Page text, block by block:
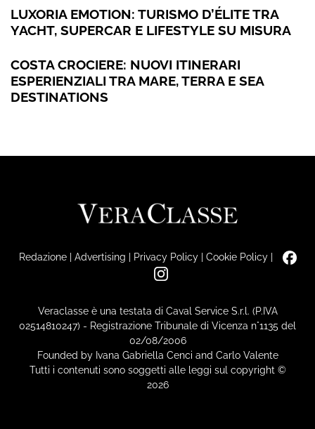
LUXORIA EMOTION: TURISMO D’ÉLITE TRA
YACHT, SUPERCAR E LIFESTYLE SU MISURA
COSTA CROCIERE: NUOVI ITINERARI
ESPERIENZIALI TRA MARE, TERRA E SEA
DESTINATIONS
Redazione| Advertising | Privacy Policy| Cookie Policy|
Veraclasse è una testata di Caval Service S.r.l. (P.IVA
02514810247) - Registrazione Tribunale di Vicenza n°1135 del
02/08/2006
Founded by Ivana Gabriella Cenci and Carlo Valente
Tutti i contenuti sono soggetti alle leggi sul copyright ©
2026